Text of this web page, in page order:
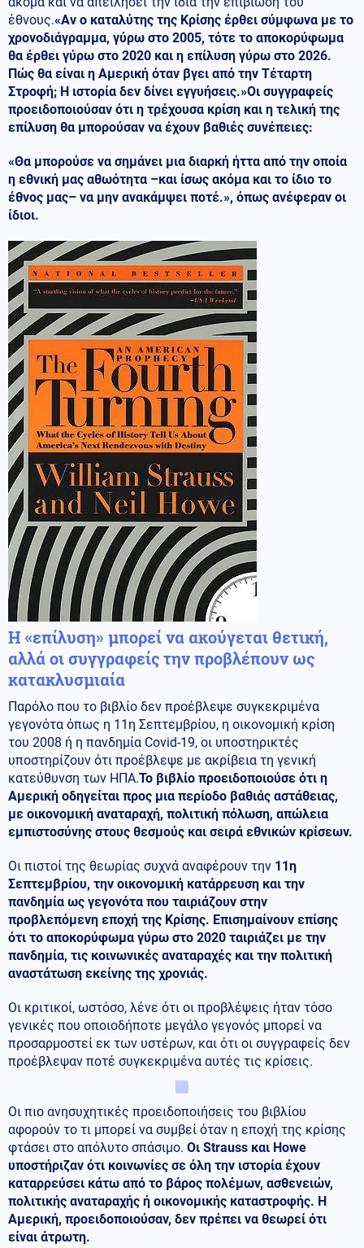
έθνους.«Αν ο καταλύτης της Κρίσης έρθει σύμφωνα με το
χρονοδιάγραμμα, γύρω στο 2005, τότε το αποκορύφωμα
θα έρθει γύρω στο 2020 και η επίλυση γύρω στο 2026.
Πώς θα είναι η Αμερική όταν βγει από την Τέταρτη
Στροφή; Η ιστορία δεν δίνει εγγυήσεις.»Οι συγγραφείς
προειδοποιούσαν ότι η τρέχουσα κρίση και η τελική της
επίλυση θα μπορούσαν να έχουν βαθιές συνέπειες:
«Θα μπορούσε να σημάνει μια διαρκή ήττα από την οποία
η εθνική μας αθωότητα –και ίσως ακόμα και το ίδιο το
έθνος μας– να μην ανακάμψει ποτέ.», όπως ανέφεραν οι
ίδιοι.
Η «επίλυση» μπορεί να ακούγεται θετική,
αλλά οι συγγραφείς την προβλέπουν ως
κατακλυσμιαία
Παρόλο που το βιβλίο δεν προέβλεψε συγκεκριμένα
γεγονότα όπως η 11η Σεπτεμβρίου, η οικονομική κρίση
του 2008 ή η πανδημία Covid-19, οι υποστηρικτές
υποστηρίζουν ότι προέβλεψε με ακρίβεια τη γενική
κατεύθυνση των ΗΠΑ.Το βιβλίο προειδοποιούσε ότι η
Αμερική οδηγείται προς μια περίοδο βαθιάς αστάθειας,
με οικονομική αναταραχή, πολιτική πόλωση, απώλεια
εμπιστοσύνης στους θεσμούς και σειρά εθνικών κρίσεων.
Οι πιστοί της θεωρίας συχνά αναφέρουν την 11η
Σεπτεμβρίου, την οικονομική κατάρρευση και την
πανδημία ως γεγονότα που ταιριάζουν στην
προβλεπόμενη εποχή της Κρίσης. Επισημαίνουν επίσης
ότι το αποκορύφωμα γύρω στο 2020 ταιριάζει με την
πανδημία, τις κοινωνικές αναταραχές και την πολιτική
αναστάτωση εκείνης της χρονιάς.
Οι κριτικοί, ωστόσο, λένε ότι οι προβλέψεις ήταν τόσο
γενικές που οποιοδήποτε μεγάλο γεγονός μπορεί να
προσαρμοστεί εκ των υστέρων, και ότι οι συγγραφείς δεν
προέβλεψαν ποτέ συγκεκριμένα αυτές τις κρίσεις.
Οι πιο ανησυχητικές προειδοποιήσεις του βιβλίου
αφορούν το τι μπορεί να συμβεί όταν η εποχή της κρίσης
φτάσει στο απόλυτο σπάσιμο. Οι Strauss και Howe
υποστήριζαν ότι κοινωνίες σε όλη την ιστορία έχουν
καταρρεύσει κάτω από το βάρος πολέμων, ασθενειών,
πολιτικής αναταραχής ή οικονομικής καταστροφής. Η
Αμερική, προειδοποιούσαν, δεν πρέπει να θεωρεί ότι
είναι άτρωτη.